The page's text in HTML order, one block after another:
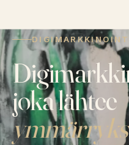
joka lähtee